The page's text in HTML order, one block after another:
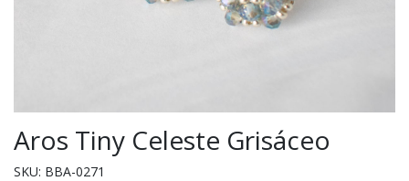
Aros Tiny Celeste Grisáceo
SKU: BBA-0271